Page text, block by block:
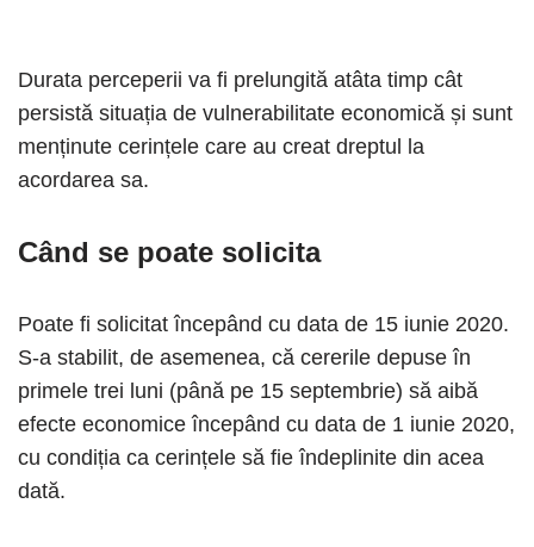
Durata perceperii va fi prelungită atâta timp cât
persistă situația de vulnerabilitate economică și sunt
menținute cerințele care au creat dreptul la
acordarea sa.
Când se poate solicita
Poate fi solicitat începând cu data de 15 iunie 2020.
S-a stabilit, de asemenea, că cererile depuse în
primele trei luni (până pe 15 septembrie) să aibă
efecte economice începând cu data de 1 iunie 2020,
cu condiția ca cerințele să fie îndeplinite din acea
dată.